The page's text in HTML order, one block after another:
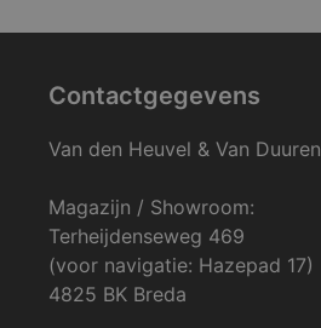
Contactgegevens
Van den Heuvel & Van Duuren
Magazijn / Showroom:
Terheijdenseweg 469
(voor navigatie: Hazepad 17)
4825 BK Breda